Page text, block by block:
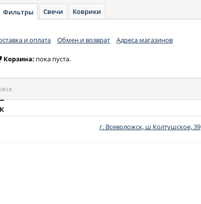
Фильтры Свечи Коврики
и оплата Обмен и возврат Адреса магазинов
Корзина: пока пуста.
г. Всеволожск, ш Колтушское, 39